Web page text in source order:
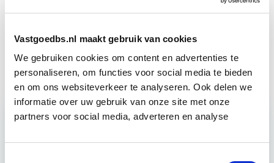
Vastgoedbs.nl maakt gebruik van cookies
We gebruiken cookies om content en advertenties te
personaliseren, om functies voor social media te bieden
en om ons websiteverkeer te analyseren. Ook delen we
informatie over uw gebruik van onze site met onze
partners voor social media, adverteren en analyse
Vergunningverlening, Handhaving Start wo 11
Relevant bij dit artikel